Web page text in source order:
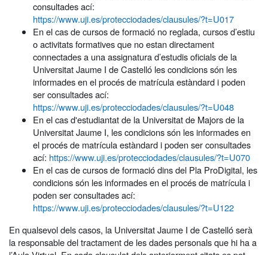
consultades ací:
https://www.uji.es/protecciodades/clausules/?t=U017
En el cas de cursos de formació no reglada, cursos d’estiu
o activitats formatives que no estan directament
connectades a una assignatura d’estudis oficials de la
Universitat Jaume I de Castelló les condicions són les
informades en el procés de matrícula estàndard i poden
ser consultades ací:
https://www.uji.es/protecciodades/clausules/?t=U048
En el cas d'estudiantat de la Universitat de Majors de la
Universitat Jaume I, les condicions són les informades en
el procés de matrícula estàndard i poden ser consultades
ací: https://www.uji.es/protecciodades/clausules/?t=U070
En el cas de cursos de formació dins del Pla ProDigital, les
condicions són les informades en el procés de matrícula i
poden ser consultades ací:
https://www.uji.es/protecciodades/clausules/?t=U122
En qualsevol dels casos, la Universitat Jaume I de Castelló serà
la responsable del tractament de les dades personals que hi ha a